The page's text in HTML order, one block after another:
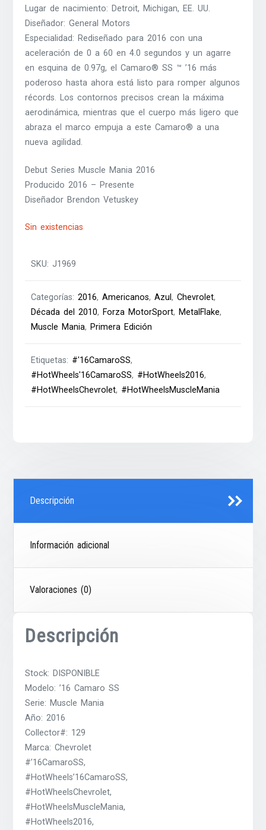
Lugar de nacimiento: Detroit, Michigan, EE. UU.
Diseñador: General Motors
Especialidad: Rediseñado para 2016 con una
aceleración de 0 a 60 en 4.0 segundos y un agarre
en esquina de 0.97g, el Camaro® SS ™ ’16 más
poderoso hasta ahora está listo para romper algunos
récords. Los contornos precisos crean la máxima
aerodinámica, mientras que el cuerpo más ligero que
abraza el marco empuja a este Camaro® a una
nueva agilidad.
Debut Series Muscle Mania 2016
Producido 2016 – Presente
Diseñador Brendon Vetuskey
Sin existencias
SKU:J1969
Categorías:2016,Americanos,Azul,Chevrolet,
Década del 2010, Forza MotorSport, MetalFlake,
Muscle Mania, Primera Edición
Etiquetas: #'16CamaroSS,
#HotWheels'16CamaroSS, #HotWheels2016,
#HotWheelsChevrolet, #HotWheelsMuscleMania
Descripción
Información adicional
Valoraciones (0)
Descripción
Stock: DISPONIBLE
Modelo: ’16 Camaro SS
Serie: Muscle Mania
Año: 2016
Collector#: 129
Marca: Chevrolet
#’16CamaroSS,
#HotWheels’16CamaroSS,
#HotWheelsChevrolet,
#HotWheelsMuscleMania,
#HotWheels2016,